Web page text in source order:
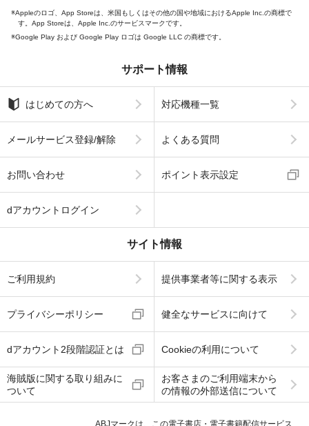
Appleのロゴ、App Storeは、米国もしくはその他の国や地域におけるApple Inc.の商標で
す。App Storeは、Apple Inc.のサービスマークです。
Google Play および Google Play ロゴは Google LLC の商標です。
サポート情報
はじめての方へ 対応機種一覧
メールサービス登録/解除 よくある質問
お問い合わせ ポイント表示設定
dアカウントログイン
サイト情報
ご利用規約 提供事業者等に関する表示
プライバシーポリシー 健全なサービスに向けて
dアカウント2段階認証とは Cookieの利用について
海賊版に関する取り組みに
ついて
お客さまのご利用端末から
の情報の外部送信について